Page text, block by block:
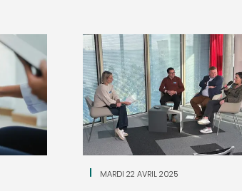
MARDI 22 AVRIL 2025